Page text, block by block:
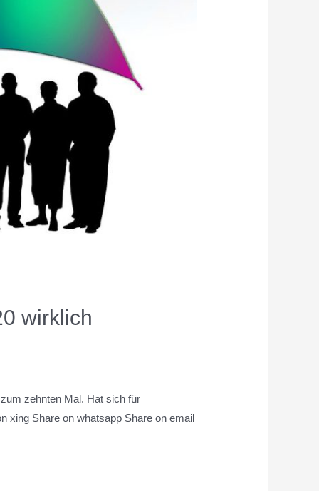
wirklich
zehnten Mal. Hat sich für
xing Share on whatsapp Share on email